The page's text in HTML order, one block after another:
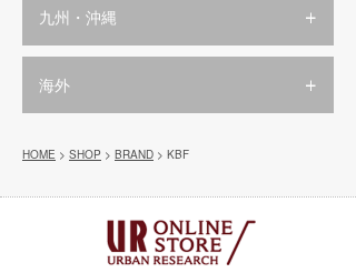
九州・沖縄
海外
HOME > SHOP > BRAND > KBF